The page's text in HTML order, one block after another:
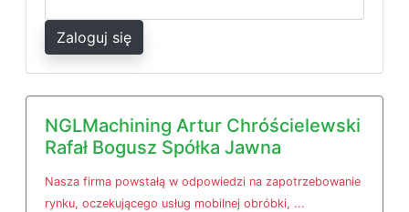
Zaloguj się
NGLMachining Artur Chróścielewski
Rafał Bogusz Spółka Jawna
Nasza firma powstałą w odpowiedzi na zapotrzebowanie
rynku, oczekującego usług mobilnej obróbki, ...